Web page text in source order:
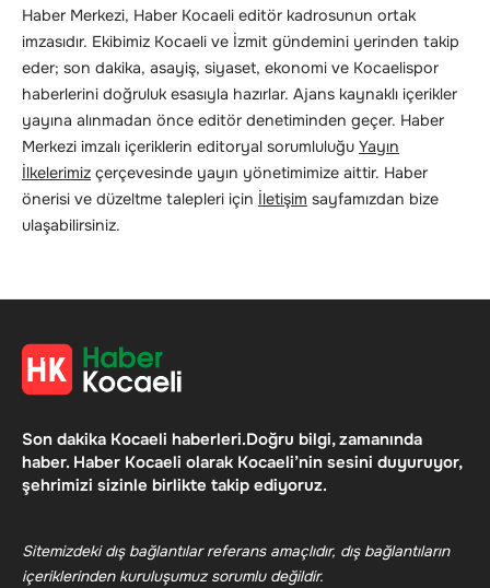
Haber Merkezi, Haber Kocaeli editör kadrosunun ortak
imzasıdır. Ekibimiz Kocaeli ve İzmit gündemini yerinden takip
eder; son dakika, asayiş, siyaset, ekonomi ve Kocaelispor
haberlerini doğruluk esasıyla hazırlar. Ajans kaynaklı içerikler
yayına alınmadan önce editör denetiminden geçer. Haber
Merkezi imzalı içeriklerin editoryal sorumluluğu Yayın
İlkelerimiz çerçevesinde yayın yönetimimize aittir. Haber
önerisi ve düzeltme talepleri için İletişim sayfamızdan bize
ulaşabilirsiniz.
Son dakika Kocaeli haberleri.Doğru bilgi, zamanında
haber. Haber Kocaeli olarak Kocaeli’nin sesini duyuruyor,
şehrimizi sizinle birlikte takip ediyoruz.
Sitemizdeki dış bağlantılar referans amaçlıdır, dış bağlantıların
içeriklerinden kuruluşumuz sorumlu değildir.